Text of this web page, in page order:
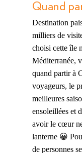
Quand
Destination
milliers de
choisi cette île
Méditerranée,
quand partir à
voyageurs, le
meilleures
ensoleillées et
avoir le cœur
lanterne 😀
de personnes